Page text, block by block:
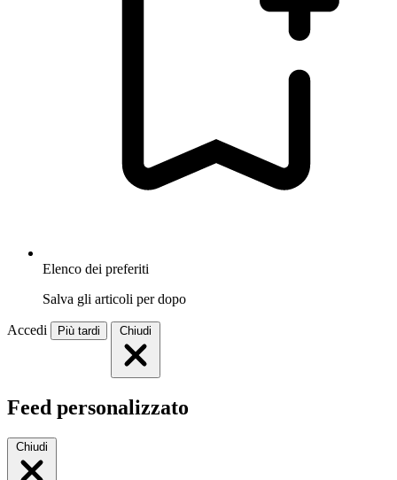
Elenco dei preferiti
Salva gli articoli per dopo
Accedi Più tardi Chiudi
Feed personalizzato
Chiudi